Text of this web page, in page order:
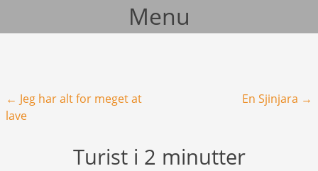
Menu
Post navigation
← Jeg har alt for meget at
lave
En Sjinjara →
Turist i 2 minutter